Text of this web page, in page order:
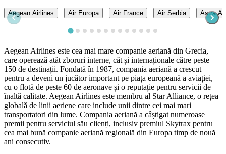
Aegean Airlines Air Europa Air France Air Serbia Astra
Aegean Airlines este cea mai mare companie aeriană din Grecia,
care operează atât zboruri interne, cât și internaționale către peste
150 de destinații. Fondată în 1987, compania aeriană a crescut
pentru a deveni un jucător important pe piața europeană a aviației,
cu o flotă de peste 60 de aeronave și o reputație pentru servicii de
înaltă calitate. Aegean Airlines este membru al Star Alliance, o rețea
globală de linii aeriene care include unii dintre cei mai mari
transportatori din lume. Compania aeriană a câștigat numeroase
premii pentru serviciul său clienți, inclusiv premiul Skytrax pentru
cea mai bună companie aeriană regională din Europa timp de nouă
ani consecutiv.